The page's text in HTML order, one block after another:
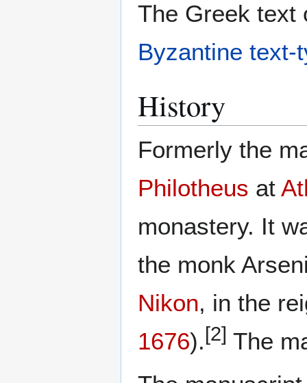
The Greek text
Byzantine text-
History
Formerly the
Philotheus at
monastery. It
the monk
Nikon, in the
1676). [2] The